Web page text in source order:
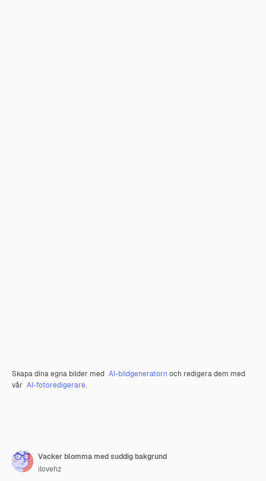
Skapa dina egna bilder med AI-bildgeneratorn och redigera dem med
vår AI-fotoredigerare.
Vacker blomma med suddig bakgrund
ilovehz